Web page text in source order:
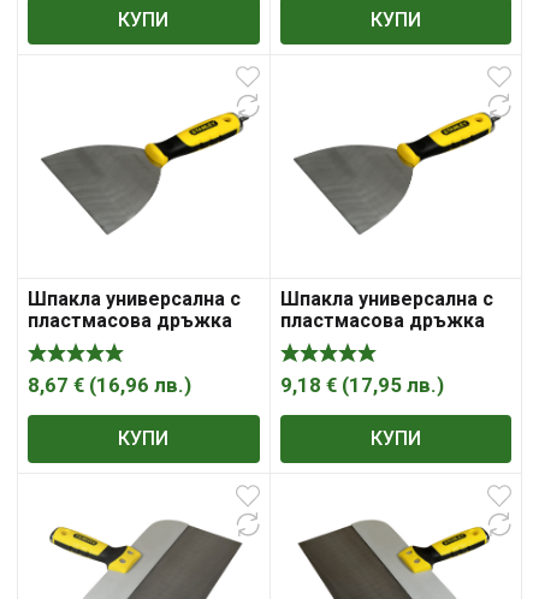
КУПИ КУПИ
Шпакла универсална с
пластмасова дръжка
100mm Stanley
8,67 € (16,96 лв.)
КУПИ
Шпакла универсална с
пластмасова дръжка
125mm Stanley
9,18 € (17,95 лв.)
КУПИ